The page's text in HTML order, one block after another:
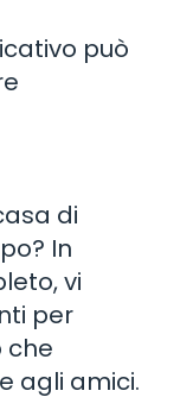
può
di
In
vi
per
che
agli amici.